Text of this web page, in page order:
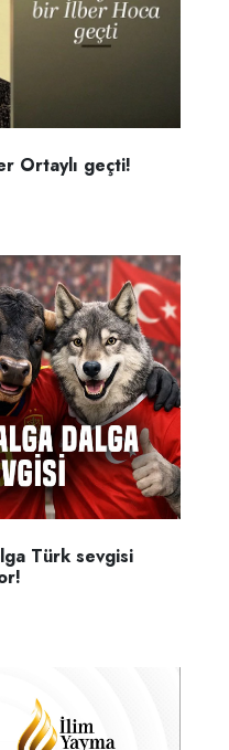
Ortaylı geçti!
Türk sevgisi